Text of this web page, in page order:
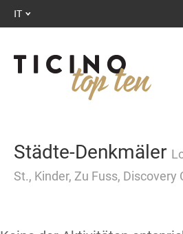
IT
Städte-Denkmäler
St., Kinder, Zu Fuss, Discovery